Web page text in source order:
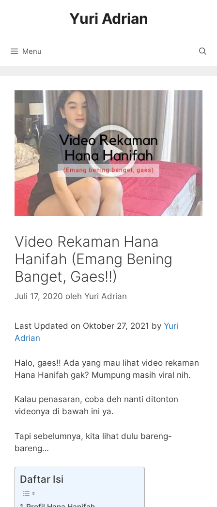
Yuri Adrian
Menu
Video Rekaman Hana
Hanifah (Emang Bening
Banget, Gaes!!)
Juli 17, 2020 oleh Yuri Adrian
Last Updated on Oktober 27, 2021 by Yuri
Adrian
Halo, gaes!! Ada yang mau lihat video rekaman
Hana Hanifah gak? Mumpung masih viral nih.
Kalau penasaran, coba deh nanti ditonton
videonya di bawah ini ya.
Tapi sebelumnya, kita lihat dulu bareng-
bareng…
Daftar Isi